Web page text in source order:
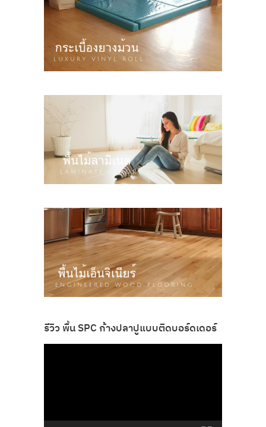
รีวิว พื้น SPC ก้างปลาปูแบบติดบอร์ดเดอร์